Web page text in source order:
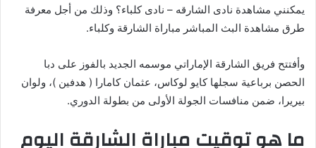
يمكنني مشاهدة ‎نادى الشارقه – نادى كلباء؟ وذلك من أجل معرفة
طرق مشاهدة البث المباشر مباراة الشارقة وكلباء.
وأفتتح فريق الشارقة الإماراتي موسمه الجديد بالفوز على دبا
الحصن برباعية سجلها كايو لوكاس، عثمان كامارا ( هدفين )، ولوان
بيريرا، ضمن منافسات الجولة الأولى من بطولة الدوري.
ما هو توقيت مباراة الشارقة اليوم